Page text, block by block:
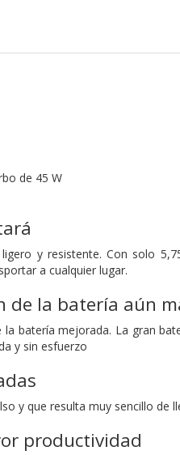
de 45 W
y resistente. Con solo
a cualquier lugar.
de la batería aún
batería mejorada. La gran
y sin esfuerzo
y que resulta muy sencillo de
productividad